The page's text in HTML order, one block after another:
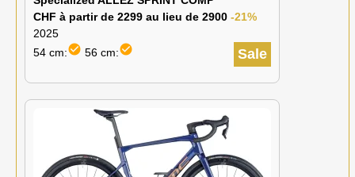
CHF à partir de 2299 au lieu de 2900 -21%
2025
Sale
54 cm:check_circle 56 cm:check_circle